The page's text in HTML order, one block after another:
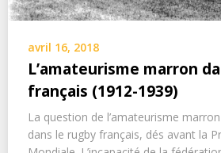
avril 16, 2018
L’amateurisme marron
français (1912-1939)
La question de l’amateurisme
dans le rugby français, dés avant la